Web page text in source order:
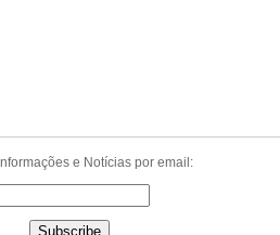
e Notícias por email: